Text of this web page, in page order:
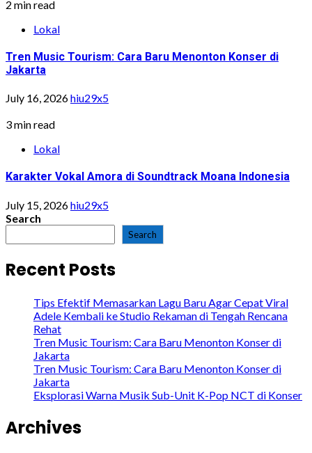
2 min read
Lokal
Tren Music Tourism: Cara Baru Menonton Konser di
Jakarta
July 16, 2026hiu29x5
3 min read
Lokal
Karakter Vokal Amora di Soundtrack Moana Indonesia
July 15, 2026hiu29x5
Search
Search
Recent Posts
Tips Efektif Memasarkan Lagu Baru Agar Cepat Viral
Adele Kembali ke Studio Rekaman di Tengah Rencana
Rehat
Tren Music Tourism: Cara Baru Menonton Konser di
Jakarta
Tren Music Tourism: Cara Baru Menonton Konser di
Jakarta
Eksplorasi Warna Musik Sub-Unit K-Pop NCT di Konser
Archives